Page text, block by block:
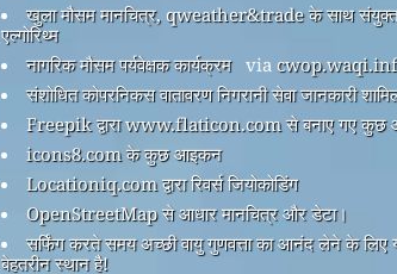
खुला मौसम मानचित्र, qweather&trade के साथ
एल्गोरिथ्म
नागरिक मौसम पर्यवेक्षक कार्यक्रम via
संशोधित कोपरनिकस वातावरण निगरानी सेवा जानकारी
Freepik द्वारा www.flaticon.com से बनाए गए
icons8.com के कुछ आइकन
Locationiq.com द्वारा रिवर्स जियोकोडिंग
OpenStreetMap से आधार मानचित्र और डेटा।
सर्फिंग करते समय अच्छी वायु गुणवत्ता का आनंद लेने के लिए
बेहतरीन स्थान है!